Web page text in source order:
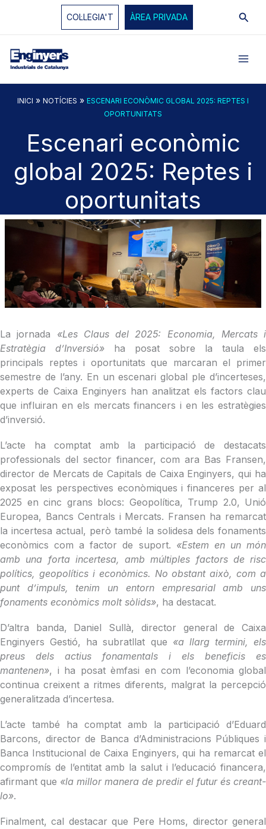
COL·LEGIA'T ÀREA PRIVADA
INICI » NOTÍCIES » ESCENARI ECONÒMIC GLOBAL 2025: REPTES I
OPORTUNITATS
Escenari econòmic
global 2025: Reptes i
oportunitats
La jornada «Les Claus del 2025: Economia, Mercats i
Estratègia d’Inversió» ha posat sobre la taula els
principals reptes i oportunitats que marcaran el primer
semestre de l’any. En un escenari global ple d’incerteses,
experts de Caixa Enginyers han analitzat els factors clau
que influiran en els mercats financers i en les estratègies
d’inversió.
L’acte ha comptat amb la participació de destacats
professionals del sector financer, com ara Bas Fransen,
director de Mercats de Capitals de Caixa Enginyers, qui ha
exposat les perspectives econòmiques i financeres per al
2025 en cinc grans blocs: Geopolítica, Trump 2.0, Unió
Europea, Bancs Centrals i Mercats. Fransen ha remarcat
la incertesa actual, però també la solidesa dels fonaments
econòmics com a factor de suport. «Estem en un món
amb una forta incertesa, amb múltiples factors de risc
polítics, geopolítics i econòmics. No obstant això, com a
punt d’impuls, tenim un entorn empresarial amb uns
fonaments econòmics molt sòlids», ha destacat.
D’altra banda, Daniel Sullà, director general de Caixa
Enginyers Gestió, ha subratllat que «a llarg termini, els
preus dels actius fonamentals i els beneficis es
mantenen», i ha posat èmfasi en com l’economia global
continua creixent a ritmes diferents, malgrat la percepció
generalitzada d’incertesa.
L’acte també ha comptat amb la participació d’Eduard
Barcons, director de Banca d’Administracions Públiques i
Banca Institucional de Caixa Enginyers, qui ha remarcat el
compromís de l’entitat amb la salut i l’educació financera,
afirmant que «la millor manera de predir el futur és creant-
lo».
Finalment, cal destacar que Pere Homs, director general